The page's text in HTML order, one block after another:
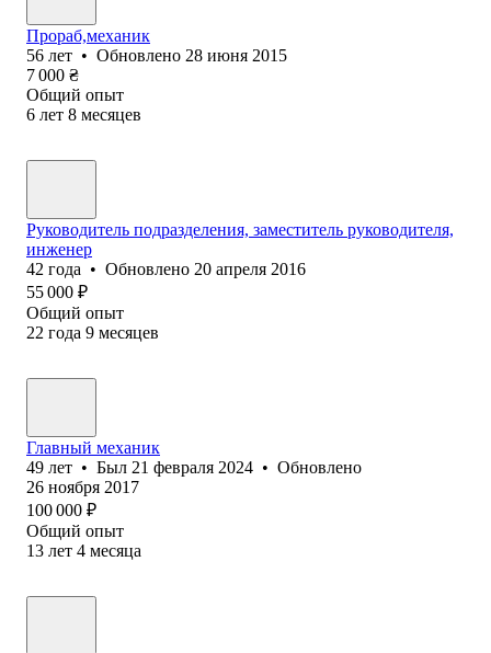
Прораб,механик
56 лет • Обновлено 28 июня 2015
7 000 ₴
Общий опыт
6 лет 8 месяцев
Руководитель подразделения, заместитель руководителя,
инженер
42 года • Обновлено 20 апреля 2016
55 000 ₽
Общий опыт
22 года 9 месяцев
Главный механик
49 лет • Был 21 февраля 2024 • Обновлено
26 ноября 2017
100 000 ₽
Общий опыт
13 лет 4 месяца